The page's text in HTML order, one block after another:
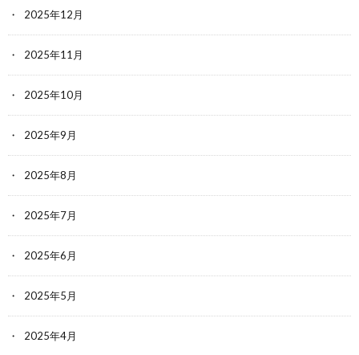
2025年12月
2025年11月
2025年10月
2025年9月
2025年8月
2025年7月
2025年6月
2025年5月
2025年4月